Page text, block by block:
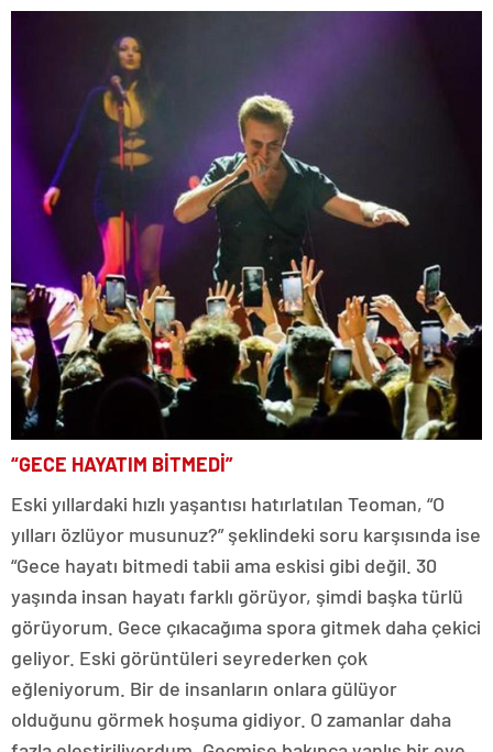
“GECE HAYATIM BİTMEDİ”
Eski yıllardaki hızlı yaşantısı hatırlatılan Teoman, “O
yılları özlüyor musunuz?” şeklindeki soru karşısında ise
“Gece hayatı bitmedi tabii ama eskisi gibi değil. 30
yaşında insan hayatı farklı görüyor, şimdi başka türlü
görüyorum. Gece çıkacağıma spora gitmek daha çekici
geliyor. Eski görüntüleri seyrederken çok
eğleniyorum. Bir de insanların onlara gülüyor
olduğunu görmek hoşuma gidiyor. O zamanlar daha